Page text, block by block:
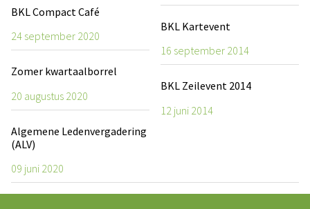
BKL Compact Café
24 september 2020
Zomer kwartaalborrel
20 augustus 2020
Algemene Ledenvergadering
(ALV)
09 juni 2020
BKL Kartevent
16 september 2014
BKL Zeilevent 2014
12 juni 2014